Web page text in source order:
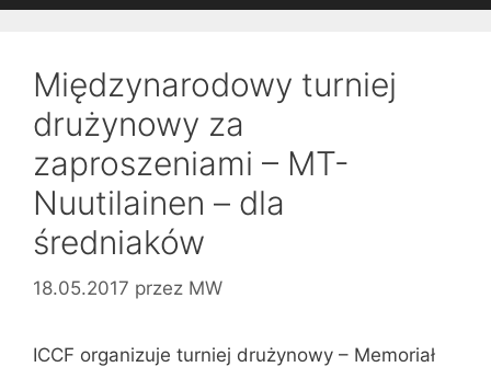
Międzynarodowy turniej
drużynowy za
zaproszeniami – MT-
Nuutilainen – dla
średniaków
18.05.2017 przez MW
ICCF organizuje turniej drużynowy – Memoriał